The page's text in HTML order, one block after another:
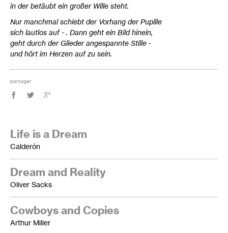
in der betäubt ein großer Wille steht.
Nur manchmal schiebt der Vorhang der Pupille
sich lautlos auf - . Dann geht ein Bild hinein,
geht durch der Glieder angespannte Stille -
und hört im Herzen auf zu sein.
partager
Life is a Dream
Calderón
Dream and Reality
Oliver Sacks
Cowboys and Copies
Arthur Miller